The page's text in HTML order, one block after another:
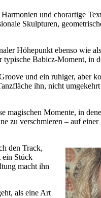
und chorartige
Skulpturen,
Höhepunkt ebenso wie
Babicz-Moment, in
und ein ruhiger, aber
ihn, nicht
Momente, in
zu verschmieren – auf
den Track,
ein Stück
macht ihn
als eine Art